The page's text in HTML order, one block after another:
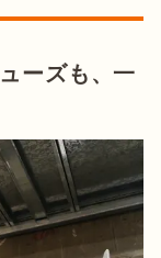
ーズも、一